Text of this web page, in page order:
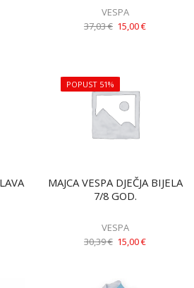
VESPA
37,03€ 15,00€
POPUST 51%
MAJCA VESPA DJEČJA BIJELA
7/8 GOD.
VESPA
30,39€ 15,00€